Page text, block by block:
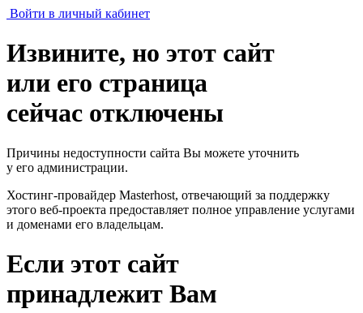
Войти в личный кабинет
Извините, но этот сайт
или его страница
сейчас отключены
Причины недоступности сайта Вы можете уточнить
у его администрации.
Хостинг-провайдер Masterhost, отвечающий за поддержку
этого веб-проекта предоставляет полное управление услугами
и доменами его владельцам.
Если этот сайт
принадлежит Вам